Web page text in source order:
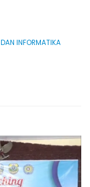
INFORMATIKA